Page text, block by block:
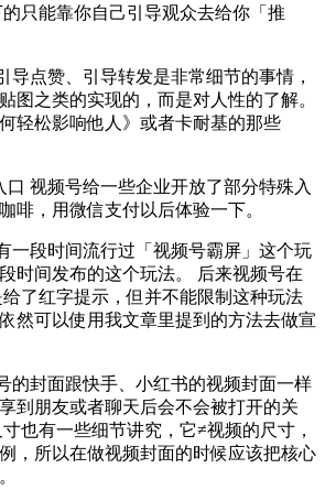
只能靠你自己引导观众去给你「推
导点赞、引导转发是非常细节的事情，
图之类的实现的，而是对人性的了解。
轻松影响他人》或者卡耐基的那些
口 视频号给一些企业开放了部分特殊入
啡，用微信支付以后体验一下。
一段时间流行过「视频号霸屏」这个玩
时间发布的这个玩法。 后来视频号在
了红字提示，但并不能限制这种玩法
然可以使用我文章里提到的方法去做宣
的封面跟快手、小红书的视频封面一样
到朋友或者聊天后会不会被打开的关
也有一些细节讲究，它≠视频的尺寸，
，所以在做视频封面的时候应该把核心